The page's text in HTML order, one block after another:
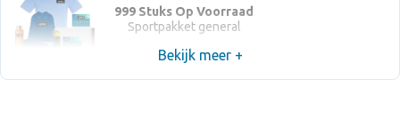
999 Stuks Op Voorraad
Sportpakket general
Bekijk meer +